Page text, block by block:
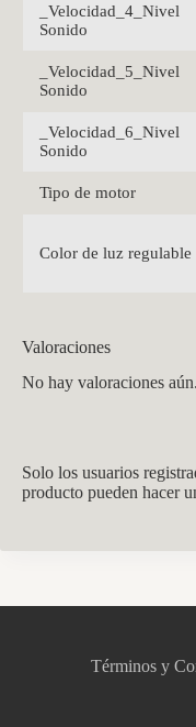
_Velocidad_4_Nivel
Sonido
_Velocidad_5_Nivel
Sonido
_Velocidad_6_Nivel
Sonido
Tipo de motor
Color de luz regulable
Valoraciones
No hay valoraciones aún.
Solo los usuarios
producto pueden hacer
Términos y
Asistente